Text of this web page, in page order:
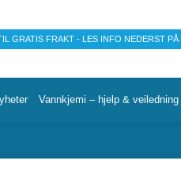
GRATIS FRAKT - LES INFO NEDERST PÅ
Vannkjemi – hjelp & veiledning